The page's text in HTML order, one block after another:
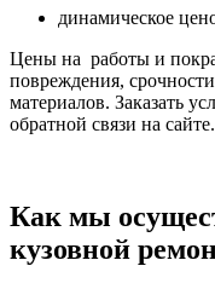
динамическое
Цены на работы и
повреждения,
материалов. Заказать
обратной связи на сайте.
Как мы
кузовной